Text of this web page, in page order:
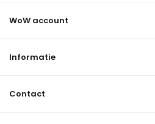
WoW account
Informatie
Contact